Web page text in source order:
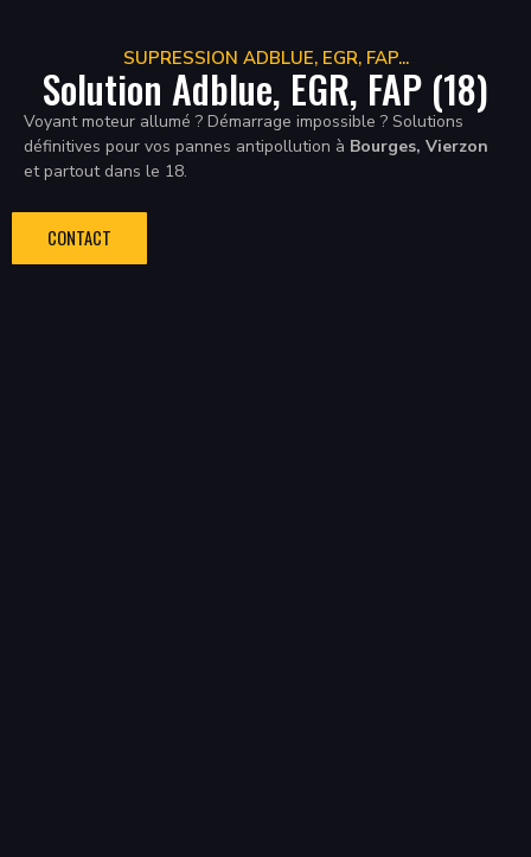
SUPRESSION ADBLUE, EGR, FAP...
Solution Adblue, EGR, FAP (18)
Voyant moteur allumé ? Démarrage impossible ? Solutions
définitives pour vos pannes antipollution à Bourges, Vierzon
et partout dans le 18.
CONTACT